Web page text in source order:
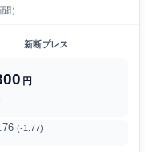
）
新断プレス
円
(-1.77)